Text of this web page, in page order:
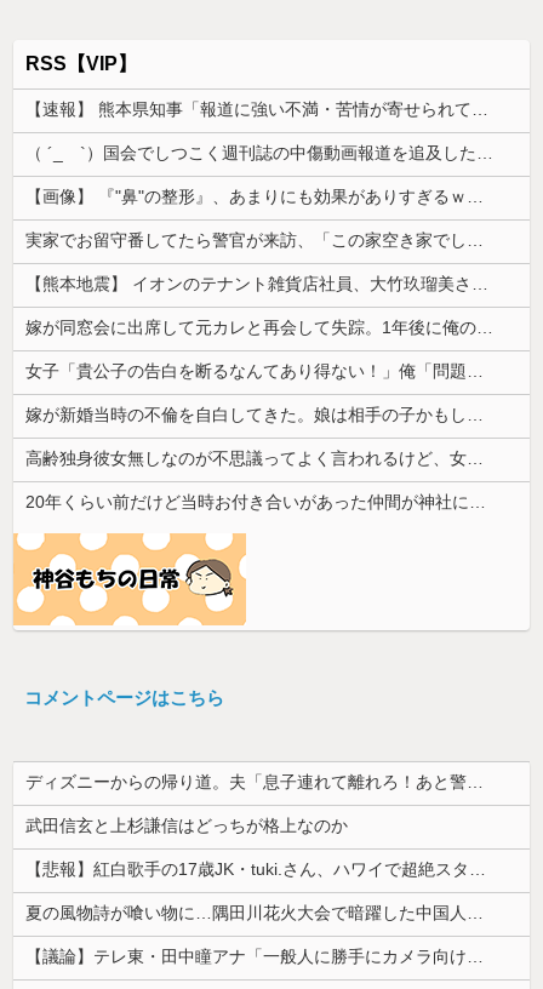
RSS【VIP】
コメントページはこちら
ディズニーからの帰り道。夫「息子連れて離れろ！あと警察に通報！」私「助けて！」駅員「どうしました！？」→トンデモナイことに…
武田信玄と上杉謙信はどっちが格上なのか
【悲報】紅白歌手の17歳JK・tuki.さん、ハワイで超絶スタイルを晒すも『顔だけ頑なに隠す』ムーブを継続へｗｗｗｗ
夏の風物詩が喰い物に…隅田川花火大会で暗躍した中国人「場所取り転売ヤー」の高笑い
【議論】テレ東・田中瞳アナ「一般人に勝手にカメラ向けられて恐怖を感じるの！」←これ